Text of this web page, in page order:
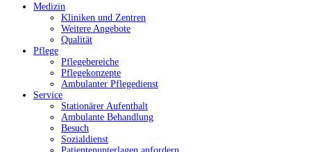
Medizin
Kliniken und Zentren
Weitere Angebote
Qualität
Pflege
Pflegebereiche
Pflegekonzepte
Ambulanter Pflegedienst
Service
Stationärer Aufenthalt
Ambulante Behandlung
Besuch
Sozialdienst